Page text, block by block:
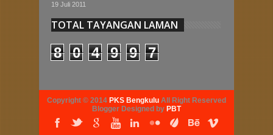
19 Juli 2011
TOTAL TAYANGAN LAMAN
8 0 4 9 9 7
Copyright © 2014 PKS Bengkulu All Right Reserved
Blogger Designed by PBT